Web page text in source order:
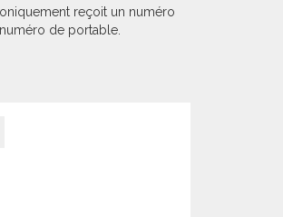
reçoit un numéro
de portable.